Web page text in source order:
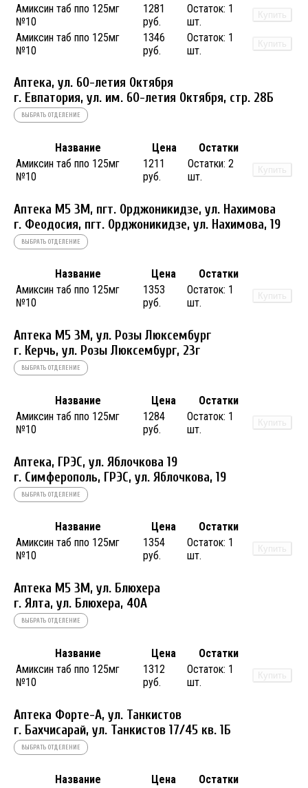
Амиксин таб ппо 125мг
№10
1281
руб.
Остаток: 1
шт.
Купить
Амиксин таб ппо 125мг
№10
1346
руб.
Остаток: 1
шт.
Купить
Аптека, ул. 60-летия Октября
г. Евпатория, ул. им. 60-летия Октября, стр. 28Б
ВЫБРАТЬ ОТДЕЛЕНИЕ
Название Цена
Остатки
Амиксин таб ппо 125мг
№10
1211
руб.
Остатки: 2
шт.
Купить
Аптека М5 3М, пгт. Орджоникидзе, ул. Нахимова
г. Феодосия, пгт. Орджоникидзе, ул. Нахимова, 19
ВЫБРАТЬ ОТДЕЛЕНИЕ
Название Цена
Остатки
Амиксин таб ппо 125мг
№10
1353
руб.
Остаток: 1
шт.
Купить
Аптека М5 3М, ул. Розы Люксембург
г. Керчь, ул. Розы Люксембург, 23г
ВЫБРАТЬ ОТДЕЛЕНИЕ
Название Цена
Остатки
Амиксин таб ппо 125мг
№10
1284
руб.
Остаток: 1
шт.
Купить
Аптека, ГРЭС, ул. Яблочкова 19
г. Симферополь, ГРЭС, ул. Яблочкова, 19
ВЫБРАТЬ ОТДЕЛЕНИЕ
Название Цена
Остатки
Амиксин таб ппо 125мг
№10
1354
руб.
Остаток: 1
шт.
Купить
Аптека М5 3М, ул. Блюхера
г. Ялта, ул. Блюхера, 40А
ВЫБРАТЬ ОТДЕЛЕНИЕ
Название Цена
Остатки
Амиксин таб ппо 125мг
№10
1312
руб.
Остаток: 1
шт.
Купить
Аптека Форте-А, ул. Танкистов
г. Бахчисарай, ул. Танкистов 17/45 кв. 1Б
ВЫБРАТЬ ОТДЕЛЕНИЕ
Название Цена
Остатки